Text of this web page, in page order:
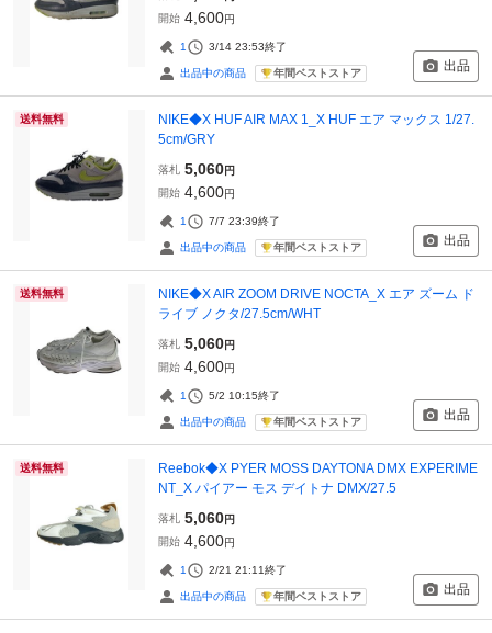
開始 4,600円
1 3/14 23:53終了
出品中の商品 年間ベストストア 出品
送料無料
NIKE◆X HUF AIR MAX 1_X HUF エア マックス 1/27.
5cm/GRY
落札 5,060円
開始 4,600円
1 7/7 23:39終了
出品中の商品 年間ベストストア 出品
送料無料
NIKE◆X AIR ZOOM DRIVE NOCTA_X エア ズーム ド
ライブ ノクタ/27.5cm/WHT
落札 5,060円
開始 4,600円
1 5/2 10:15終了
出品中の商品 年間ベストストア 出品
送料無料
Reebok◆X PYER MOSS DAYTONA DMX EXPERIME
NT_X パイアー モス デイトナ DMX/27.5
落札 5,060円
開始 4,600円
1 2/21 21:11終了
出品中の商品 年間ベストストア 出品